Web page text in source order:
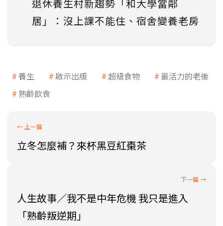
退休養生村新趨勢「和大學當鄰
居」：沒上課不能住、宿舍變養老房
養生 啟示出版 超級食物
最活力的老後
熟齡飲食
立冬怎麼補？來杯黑豆紅棗茶
人生故事／我不是中年危機 我只是進入
「熟齡叛逆期」